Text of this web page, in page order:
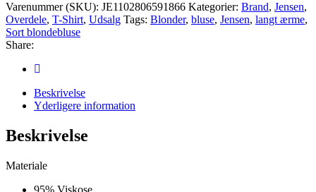
Varenummer (SKU): JE1102806591866 Kategorier: Brand, Jensen,
Overdele, T-Shirt, Udsalg Tags: Blonder, bluse, Jensen, langt ærme,
Sort blondebluse
Share:
Beskrivelse
Yderligere information
Beskrivelse
Materiale